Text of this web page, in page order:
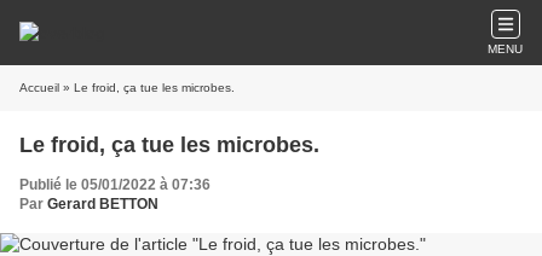
MENU
Accueil » Le froid, ça tue les microbes.
Le froid, ça tue les microbes.
Publié le 05/01/2022 à 07:36
Par Gerard BETTON